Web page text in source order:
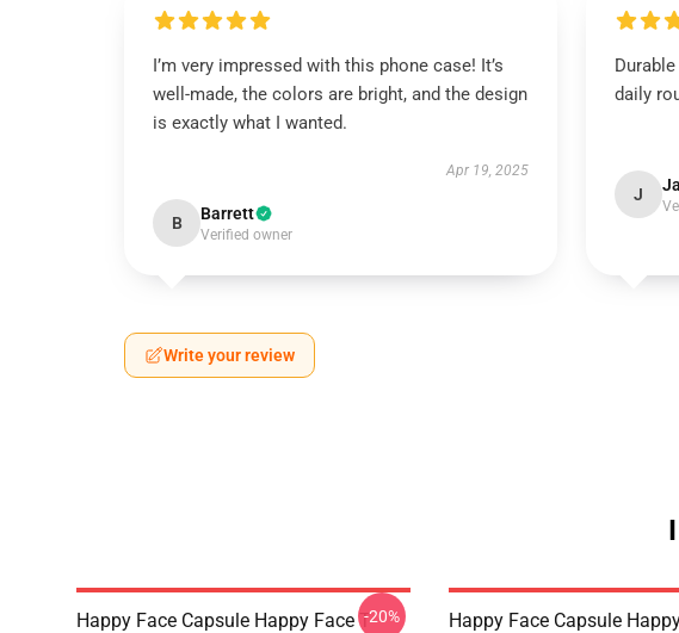
I’m very impressed with this phone case! It’s
well-made, the colors are bright, and the design
is exactly what I wanted.
Apr 19, 2025
B Barrett
Verified owner
daily
J
Write your review
Happy Face Capsule Happy Face T--20%
Happy Face Capsule